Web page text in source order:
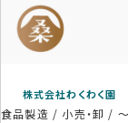
株式会社わくわく園
食品製造 / 小売・卸/